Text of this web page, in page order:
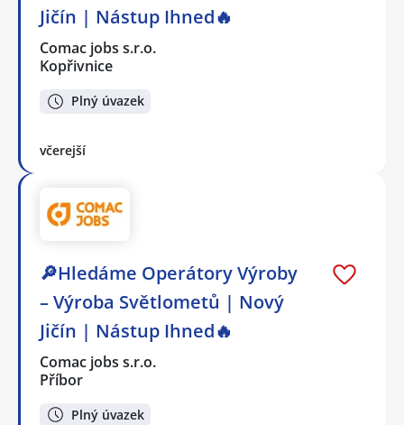
Jičín | Nástup Ihned🔥
Comac jobs s.r.o.
Kopřivnice
Plný úvazek
včerejší
🔎Hledáme Operátory Výroby
– Výroba Světlometů | Nový
Jičín | Nástup Ihned🔥
Comac jobs s.r.o.
Příbor
Plný úvazek